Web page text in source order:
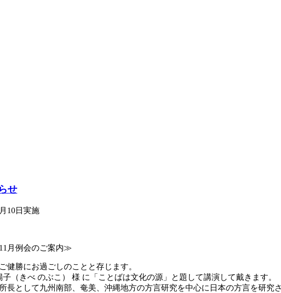
せ
10日実施
のご案内≫
健勝にお過ごしのことと存じます。
（きべ のぶこ） 様 に「ことばは文化の源」と題して講演して戴きます。
長として九州南部、奄美、沖縄地方の方言研究を中心に日本の方言を研